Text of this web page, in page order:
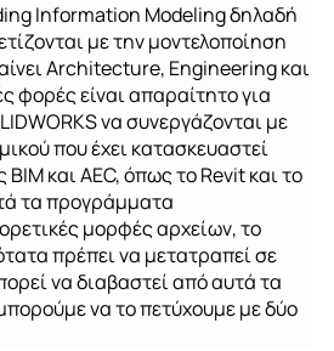
Information Modeling δηλαδή
με την μοντελοποίηση
Architecture, Engineering και
φορές είναι απαραίτητο για
να συνεργάζονται με
που έχει κατασκευαστεί
και AEC, όπως το Revit και το
τα προγράμματα
μορφές αρχείων, το
πρέπει να μετατραπεί σε
να διαβαστεί από αυτά τα
να το πετύχουμε με δύο